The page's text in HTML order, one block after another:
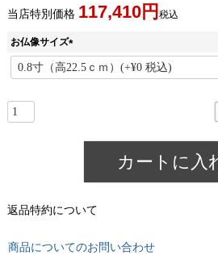
当店特別価格 117,410 税込
お仏像サイズ
(
必
カートに入
返品特約について
商品についてのお問い合わせ